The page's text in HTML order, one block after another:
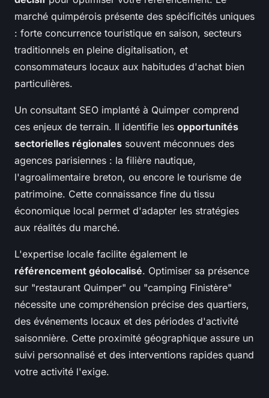
marché quimpérois présente des spécificités uniques
: forte concurrence touristique en saison, secteurs
traditionnels en pleine digitalisation, et
consommateurs locaux aux habitudes d'achat bien
particulières.
Un consultant SEO implanté à Quimper comprend
ces enjeux de terrain. Il identifie les opportunités
sectorielles régionales souvent méconnues des
agences parisiennes : la filière nautique,
l'agroalimentaire breton, ou encore le tourisme de
patrimoine. Cette connaissance fine du tissu
économique local permet d'adapter les stratégies
aux réalités du marché.
L'expertise locale facilite également le
référencement géolocalisé. Optimiser sa présence
sur "restaurant Quimper" ou "camping Finistère"
nécessite une compréhension précise des quartiers,
des événements locaux et des périodes d'activité
saisonnière. Cette proximité géographique assure un
suivi personnalisé et des interventions rapides quand
votre activité l'exige.